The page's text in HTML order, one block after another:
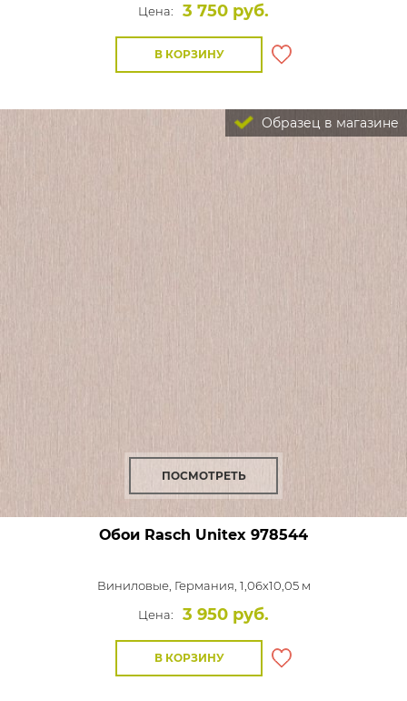
Цена:
3 750 руб.
В КОРЗИНУ
Образец в магазине
ПОСМОТРЕТЬ
Обои Rasch Unitex 978544
Виниловые, Германия, 1,06x10,05 м
Цена:
3 950 руб.
В КОРЗИНУ